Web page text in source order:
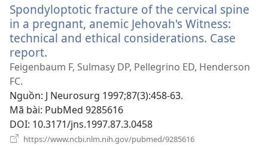
mới)
Spondyloptotic fracture of the cervical spine
in a pregnant, anemic Jehovah's Witness:
technical and ethical considerations. Case
report.
cửa
mới)
Feigenbaum F, Sulmasy DP, Pellegrino ED, Henderson
FC.
Nguồn‎: J Neurosurg 1997;87(3):458-63.
Mã bài‎: PubMed 9285616
DOI‎: 10.3171/jns.1997.87.3.0458
https://www.ncbi.nlm.nih.gov/pubmed/9285616